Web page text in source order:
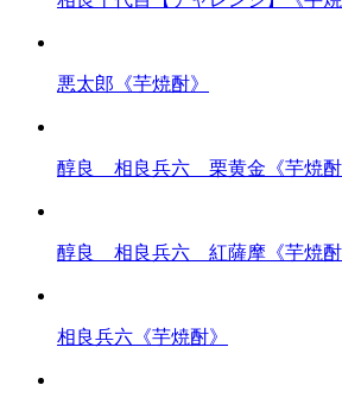
悪太郎《芋焼酎》
醇良 相良兵六 栗黄金《芋焼酎
醇良 相良兵六 紅薩摩《芋焼酎
相良兵六《芋焼酎》